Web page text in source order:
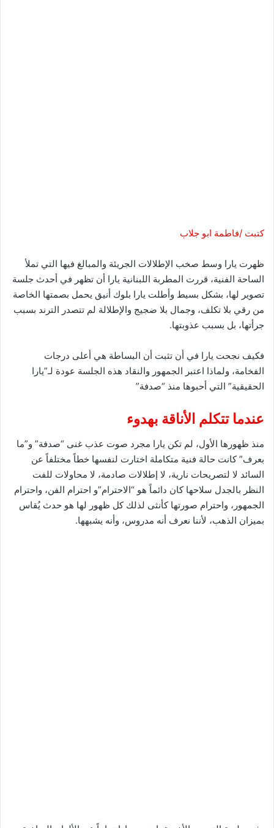
كتبت /فاطمة ابو جلاب
ظهرت يارا وسط صخب الإطلالات الجريئة والمبالغ فيها التي تملأ
الساحة الفنية، قررت المطربة اللبنانية يارا أن تظهر في أحدث جلسة
تصوير لها، بشكل بسيط وأطلت يارا بلوك أنيق يحمل بصمتها الخاصة
من رقي بلا تكلف، وجمال بلا ضجيج والإطلالة لم تتصدر الترند بسبب
جرأتها، بل بسبب عذوبتها.
فكيف نجحت يارا في أن تثبت أن البساطة هي أعلى درجات
الفخامة، ولماذا اعتبر الجمهور والنقاد هذه الجلسة عودة لـ”يارا
الحقيقية” التي أحبوها منذ “صدفة”
عندما تتكلم الأناقة بهدوء
منذ ظهورها الأول، لم تكن يارا مجرد صوت عذب غنى “صدفة” و”ما
بعرف” كانت حالة فنية متكاملة اختارت لنفسها خطاً مختلفاً عن
السائد لا لتصريحات نارية، لا إطلالات صادمة، لا محاولات للفت
النظر بالجدل سلاحها كان دائماً هو “الاحترام”و احترام الفن، واحترام
الجمهور، واحترام صورتها كأنثى لذلك كل ظهور لها هو حدث يُقاس
بميزان الذهب، لأننا نعرف أنه مدروس، وأنه يشبهها.